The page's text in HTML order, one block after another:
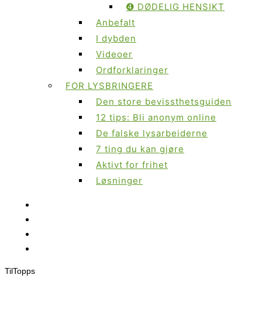
➍ DØDELIG HENSIKT
Anbefalt
I dybden
Videoer
Ordforklaringer
FOR LYSBRINGERE
Den store bevissthetsguiden
12 tips: Bli anonym online
De falske lysarbeiderne
7 ting du kan gjøre
Aktivt for frihet
Løsninger
TilTopps